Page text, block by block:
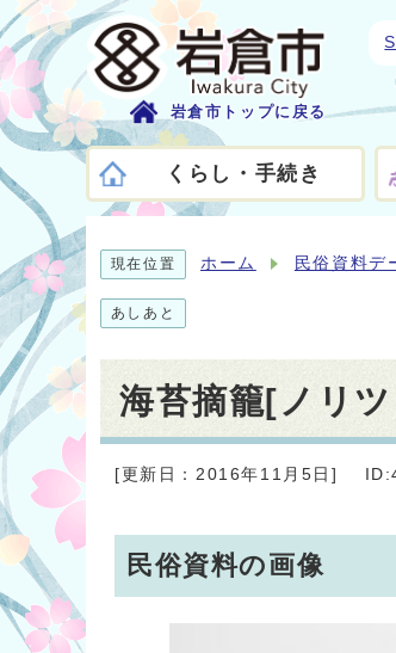
岩倉市トップに戻る
くらし・手続き
現在位置 ホーム 民俗資料デ
あしあと
海苔摘籠[ノリ
[更新日：2016年11月5日]
民俗資料の画像